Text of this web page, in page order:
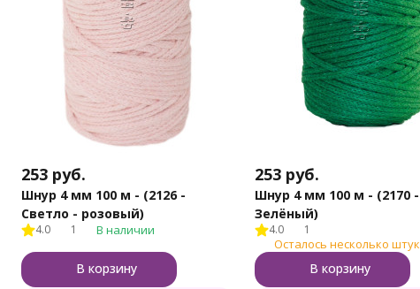
253 руб.
Шнур 4 мм 100 м - (2126 -
Светло - розовый)
4.0 1 В наличии
В корзину
253 руб.
Шнур 4 мм 100 м - (2170 -
Зелёный)
4.0 1
Осталось несколько штук
В корзину